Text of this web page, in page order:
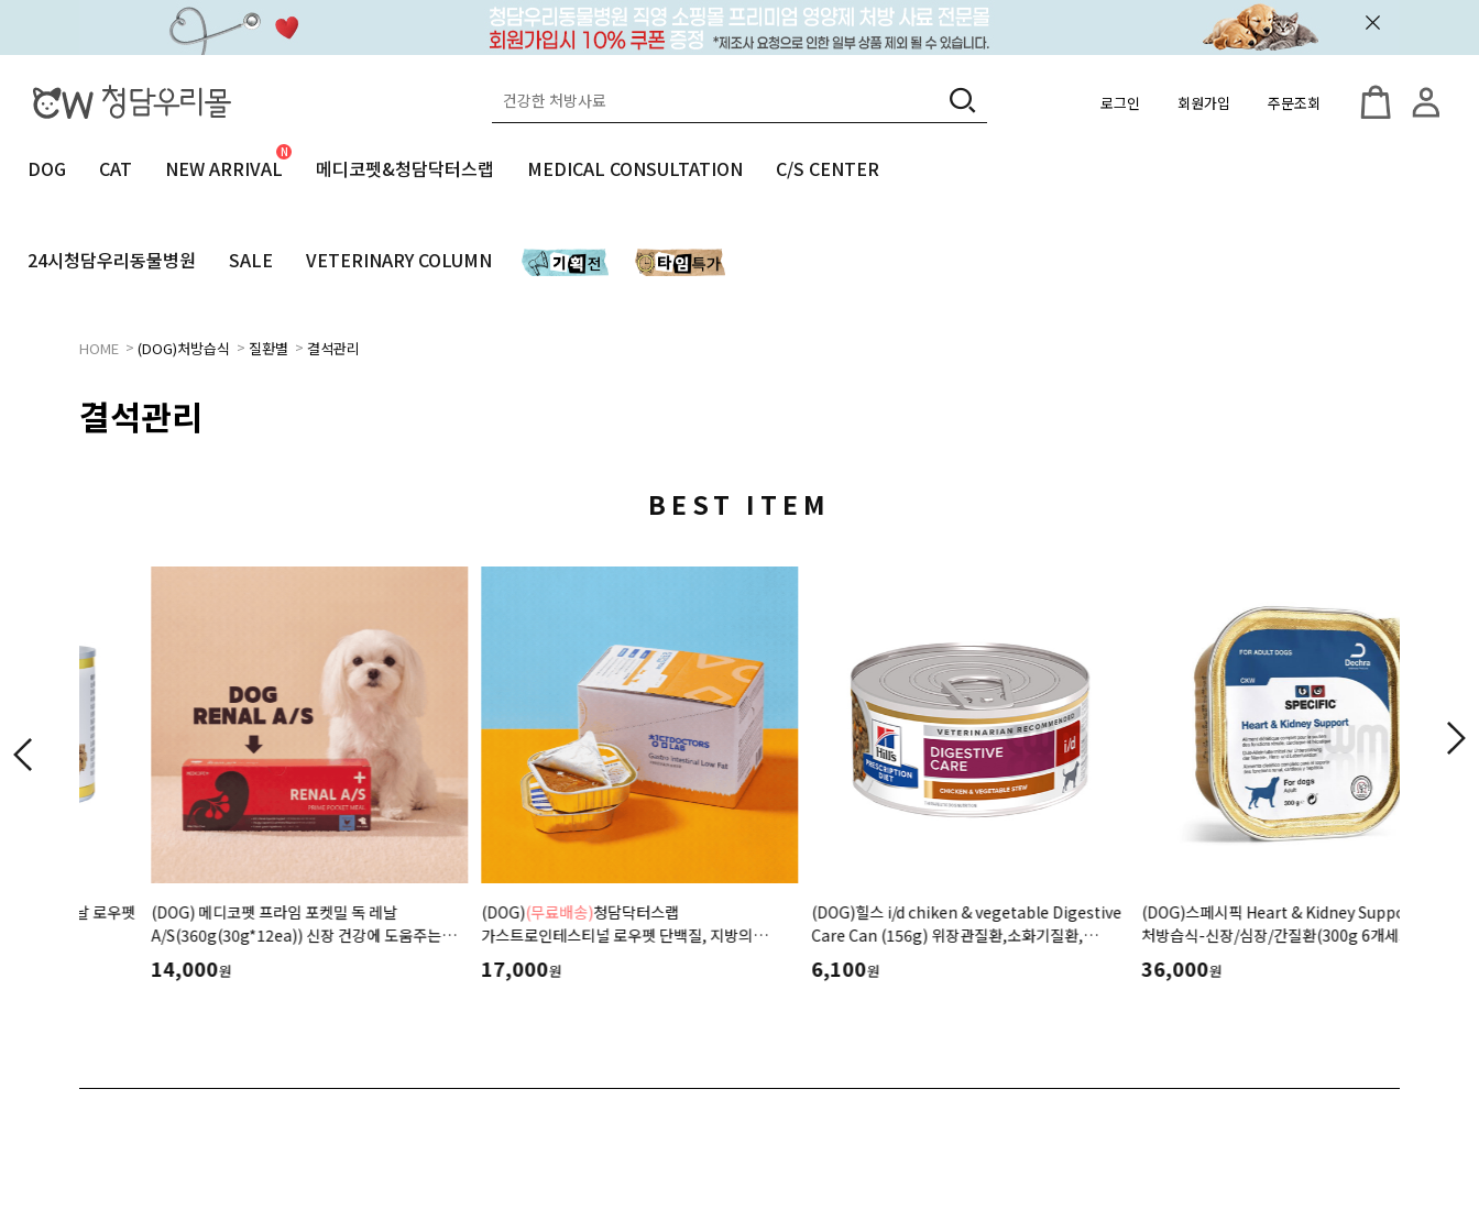
로그인 회원가입 주문조회
DOG CAT NEW ARRIVAL 메디코펫&청담닥터스랩 MEDICAL CONSULTATION C/S CENTER
24시청담우리동물병원 SALE VETERINARY COLUMN
HOME > (DOG)처방습식 > 질환별 > 결석관리
결석관리
BEST ITEM
(DOG) 메디코펫 프라임 포켓밀 독 레날
A/S(360g(30g*12ea)) 신장 건강에 도움주는
가수분해 닭고기 처방캔
14,000원
(무료배송)청담닥터스랩
가스트로인테스티널 로우펫 단백질, 지방의
함량을 줄인 습식 캔사료 600g(100gx6ea)
저지방처방습식,췌장염 ,소화기질환,고지혈증,
17,000원
(DOG)힐스 i/d chiken & vegetable Digestive
Care Can (156g) 위장관질환,소화기질환,
저지방-처방습식,처방
원
(DOG)스페시픽 Heart & Kidney Support CKW
처방습식-신장/심장/간질환(300g 6개세트)
36,000원